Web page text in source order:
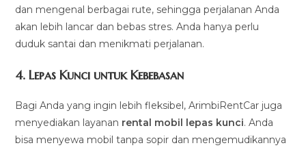
dan mengenal berbagai rute, sehingga perjalanan Anda
akan lebih lancar dan bebas stres. Anda hanya perlu
duduk santai dan menikmati perjalanan.
4.Lepas Kunci untuk Kebebasan
Bagi Anda yang ingin lebih fleksibel, ArimbiRentCar juga
menyediakan layanan rental mobil lepas kunci. Anda
bisa menyewa mobil tanpa sopir dan mengemudikannya